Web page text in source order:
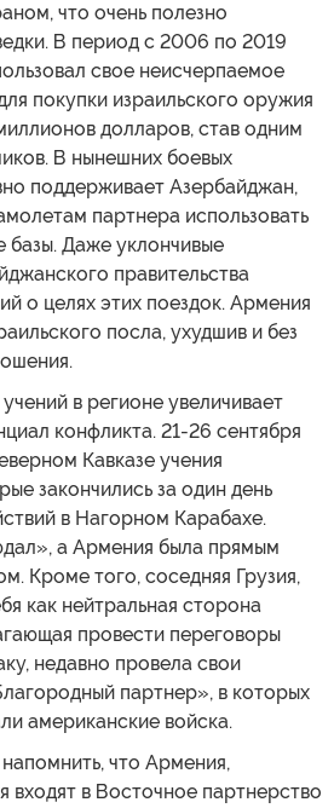
что очень полезно
В период с 2006 по 2019
свое неисчерпаемое
покупки израильского оружия
долларов, став одним
В нынешних боевых
поддерживает Азербайджан,
партнера использовать
базы. Даже уклончивые
правительства
о целях этих поездок. Армения
посла, ухудшив и без
в регионе увеличивает
конфликта. 21-26 сентября
Кавказе учения
закончились за один день
в Нагорном Карабахе.
а Армения была прямым
Кроме того, соседняя Грузия,
как нейтральная сторона
провести переговоры
недавно провела свои
партнер», в которых
американские войска.
что Армения,
входят в Восточное партнерство